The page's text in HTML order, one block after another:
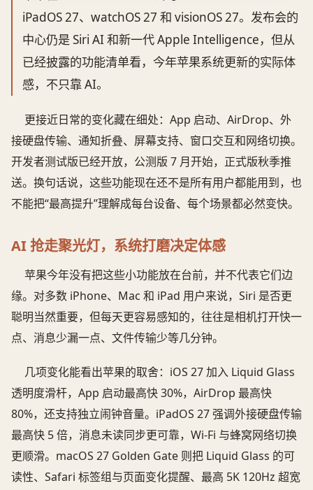
iPadOS 27、watchOS 27 和 visionOS 27。发布会的
中心仍是 Siri AI 和新一代 Apple Intelligence，但从
已经披露的功能清单看，今年苹果系统更新的实际体
感，不只靠 AI。
更接近日常的变化藏在细处：App 启动、AirDrop、外
接硬盘传输、通知折叠、屏幕支持、窗口交互和网络切换。
开发者测试版已经开放，公测版 7 月开始，正式版秋季推
送。换句话说，这些功能现在还不是所有用户都能用到，也
不能把“最高提升”理解成每台设备、每个场景都必然变快。
AI 抢走聚光灯，系统打磨决定体感
苹果今年没有把这些小功能放在台前，并不代表它们边
缘。对多数 iPhone、Mac 和 iPad 用户来说，Siri 是否更
聪明当然重要，但每天更容易感知的，往往是相机打开快一
点、消息少漏一点、文件传输少等几分钟。
几项变化能看出苹果的取舍：iOS 27 加入 Liquid Glass
透明度滑杆，App 启动最高快 30%，AirDrop 最高快
80%，还支持独立闹钟音量。iPadOS 27 强调外接硬盘传输
最高快 5 倍，消息未读同步更可靠，Wi-Fi 与蜂窝网络切换
更顺滑。macOS 27 Golden Gate 则把 Liquid Glass 的可
读性、Safari 标签组与页面变化提醒、最高 5K 120Hz 超宽